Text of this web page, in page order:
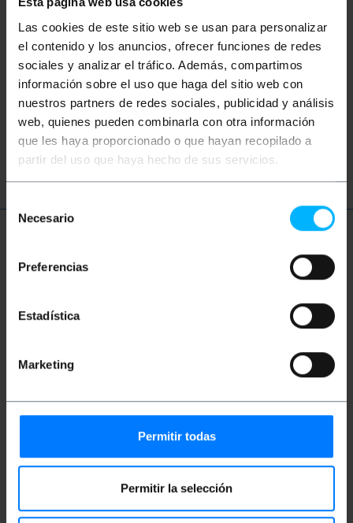
Las cookies de este sitio web se usan para personalizar
el contenido y los anuncios, ofrecer funciones de redes
sociales y analizar el tráfico. Además, compartimos
información sobre el uso que haga del sitio web con
nuestros partners de redes sociales, publicidad y análisis
web, quienes pueden combinarla con otra información
que les haya proporcionado o que hayan recopilado a
partir del uso que haya hecho de sus servicios.
Necesario
Preferencias
Estadística
Marketing
Permitir todas
Permitir la selección
Mots clés
Vous n'avez pas trouvé ce que vous
cherchiez? Ces sujets pourraient vous aider
réseau ethernet patch
ftth fibre optique gigabit
recommandée pour les installations extérieures. Il
s'agit d'une fibre optique multimode avec un cœur et
coefficient de frottement, LZSH (Low Smoke Zero
Halogen), insensible aux interférences électriques et
protégeant contre l'humidité et les rongeurs. A
couleurs pour faciliter l'installation et un fil de
Bobine de 6 fibres multimodes (MM) protégées